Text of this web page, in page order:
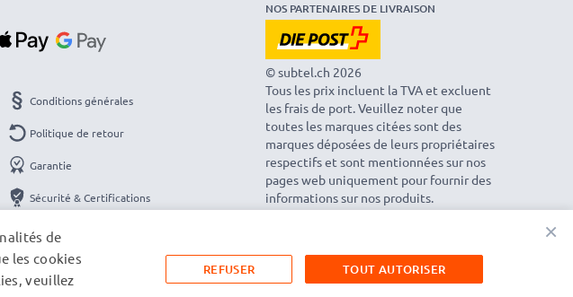
Conditions générales
Politique de retour
Garantie
Sécurité & Certifications
Protection des données
Mentions légales
NOS PARTENAIRES DE LIVRAISON
© subtel.ch 2026
Tous les prix incluent la TVA et excluent
les frais de port. Veuillez noter que
toutes les marques citées sont des
marques déposées de leurs propriétaires
respectifs et sont mentionnées sur nos
pages web uniquement pour fournir des
informations sur nos produits.
×
de
les cookies
veuillez
TOUT AUTORISER
REFUSER